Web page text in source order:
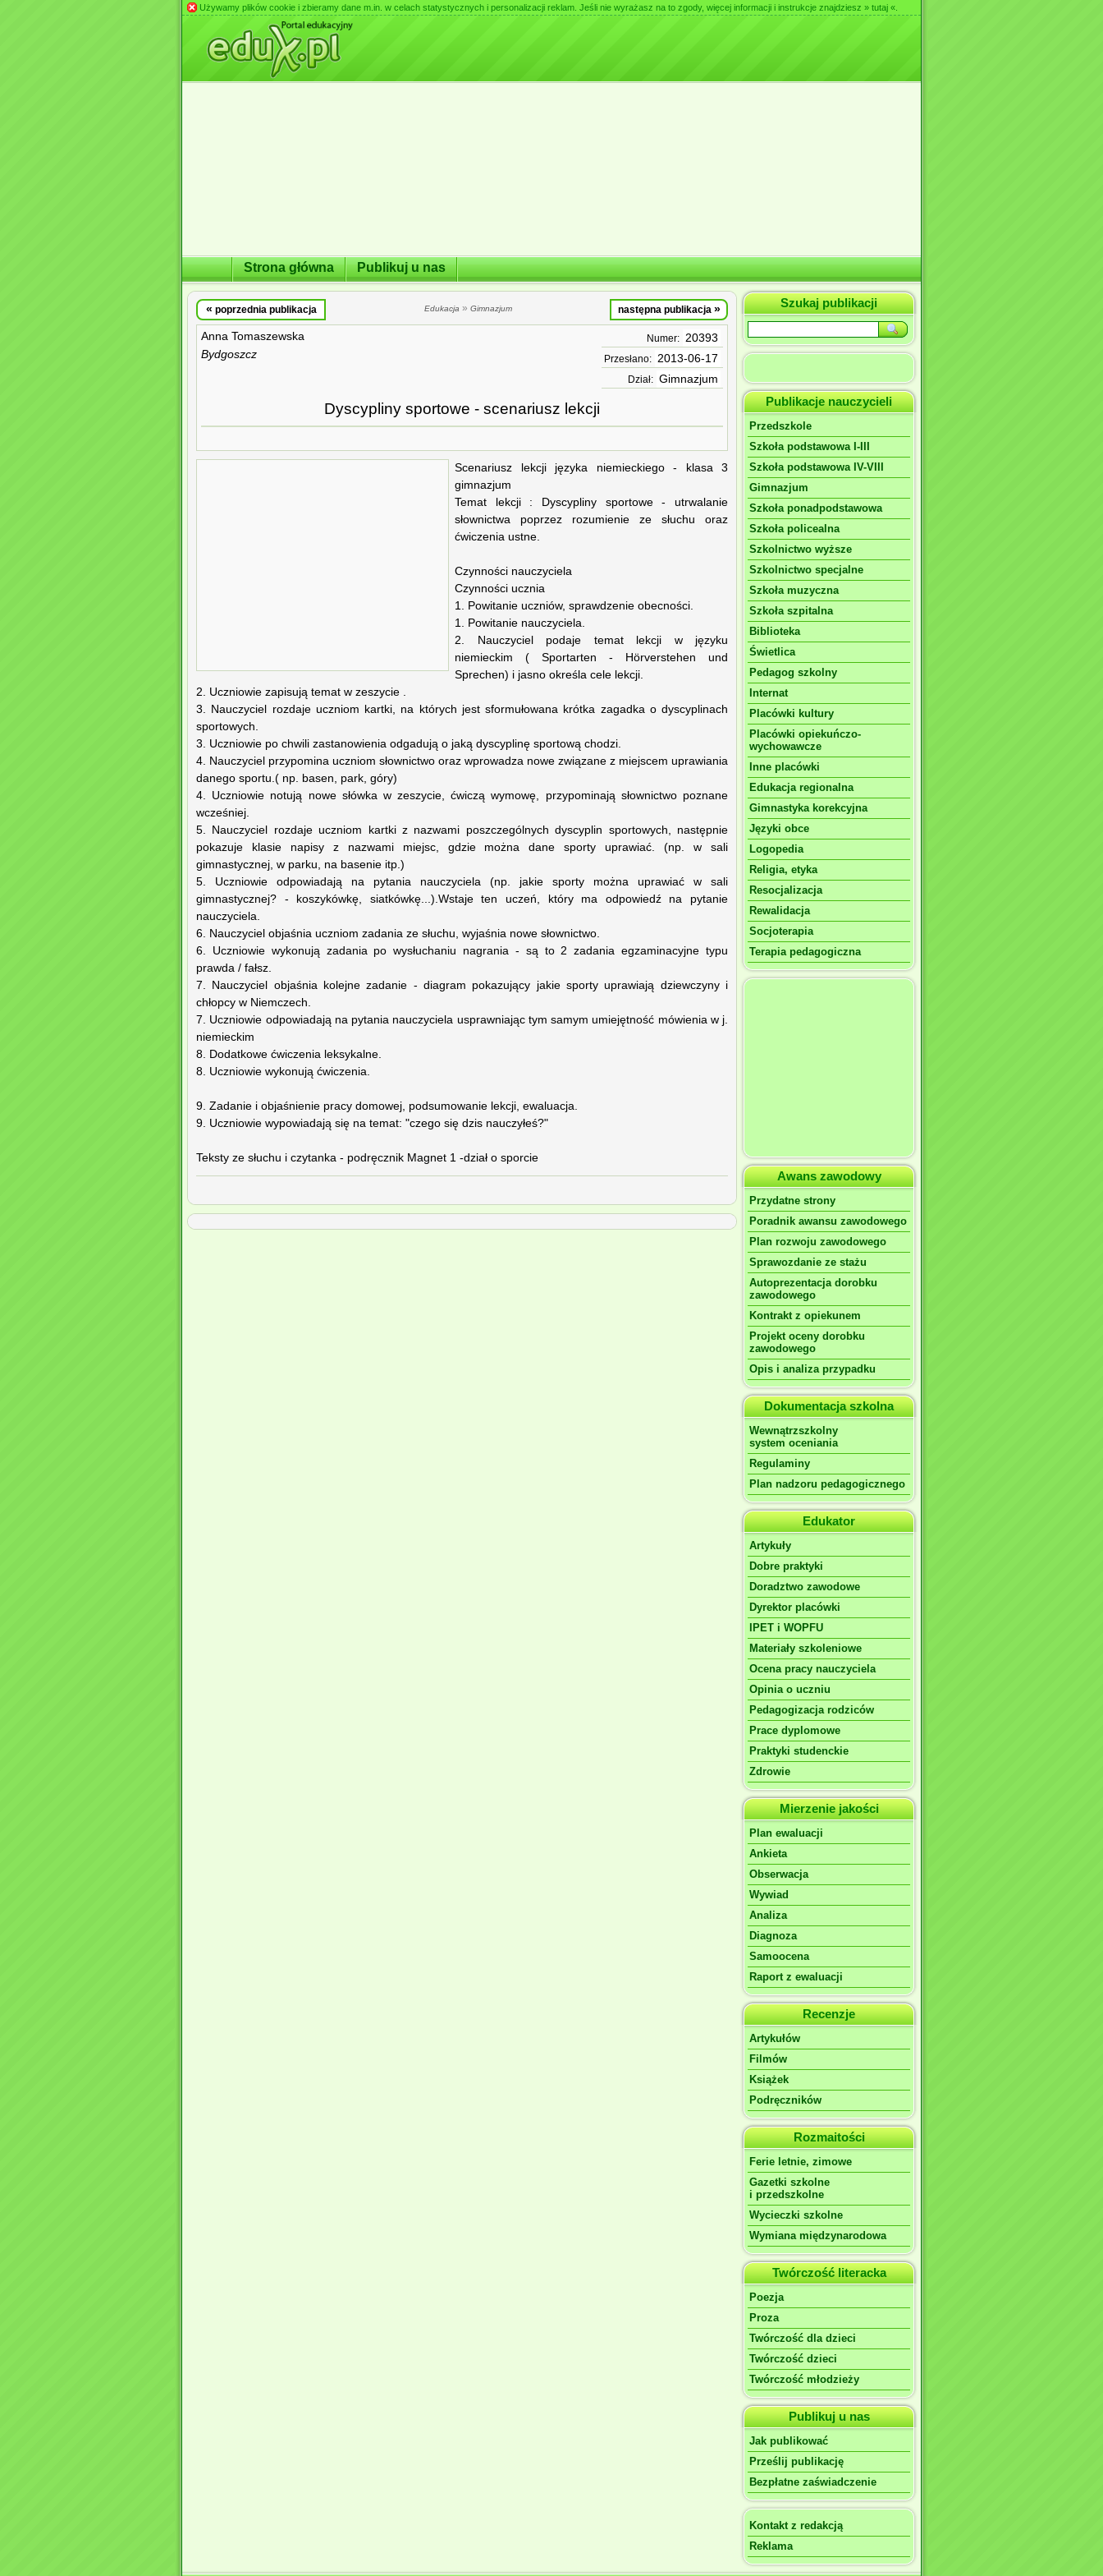
Używamy plików cookie i zbieramy dane m.in. w celach statystycznych i personalizacji reklam. Jeśli nie wyrażasz na to zgody, więcej informacji i instrukcje znajdziesz » tutaj «
Strona główna Publikuj u nas
« poprzednia publikacja Edukacja » Gimnazjum następna publikacja »
Anna Tomaszewska
Bydgoszcz
Numer: 20393
Przesłano: 2013-06-17
Dział: Gimnazjum
Dyscypliny sportowe - scenariusz lekcji
Scenariusz lekcji języka niemieckiego - klasa 3
gimnazjum
Temat lekcji : Dyscypliny sportowe - utrwalanie
słownictwa poprzez rozumienie ze słuchu oraz
ćwiczenia ustne.
Czynności nauczyciela
Czynności ucznia
1. Powitanie uczniów, sprawdzenie obecności.
1. Powitanie nauczyciela.
2. Nauczyciel podaje temat lekcji w języku
niemieckim ( Sportarten - Hörverstehen und
Sprechen) i jasno określa cele lekcji.
2. Uczniowie zapisują temat w zeszycie .
3. Nauczyciel rozdaje uczniom kartki, na których jest sformułowana krótka zagadka o dyscyplinach
sportowych.
3. Uczniowie po chwili zastanowienia odgadują o jaką dyscyplinę sportową chodzi.
4. Nauczyciel przypomina uczniom słownictwo oraz wprowadza nowe związane z miejscem uprawiania
danego sportu.( np. basen, park, góry)
4. Uczniowie notują nowe słówka w zeszycie, ćwiczą wymowę, przypominają słownictwo poznane
wcześniej.
5. Nauczyciel rozdaje uczniom kartki z nazwami poszczególnych dyscyplin sportowych, następnie
pokazuje klasie napisy z nazwami miejsc, gdzie można dane sporty uprawiać. (np. w sali
gimnastycznej, w parku, na basenie itp.)
5. Uczniowie odpowiadają na pytania nauczyciela (np. jakie sporty można uprawiać w sali
gimnastycznej? - koszykówkę, siatkówkę...).Wstaje ten uczeń, który ma odpowiedź na pytanie
nauczyciela.
6. Nauczyciel objaśnia uczniom zadania ze słuchu, wyjaśnia nowe słownictwo.
6. Uczniowie wykonują zadania po wysłuchaniu nagrania - są to 2 zadania egzaminacyjne typu
prawda / fałsz.
7. Nauczyciel objaśnia kolejne zadanie - diagram pokazujący jakie sporty uprawiają dziewczyny i
chłopcy w Niemczech.
7. Uczniowie odpowiadają na pytania nauczyciela usprawniając tym samym umiejętność mówienia w j.
niemieckim
8. Dodatkowe ćwiczenia leksykalne.
8. Uczniowie wykonują ćwiczenia.
9. Zadanie i objaśnienie pracy domowej, podsumowanie lekcji, ewaluacja.
9. Uczniowie wypowiadają się na temat: "czego się dzis nauczyłeś?"
Teksty ze słuchu i czytanka - podręcznik Magnet 1 -dział o sporcie
Szukaj publikacji
Publikacje nauczycieli
Przedszkole
Szkoła podstawowa I-III
Szkoła podstawowa IV-VIII
Gimnazjum
Szkoła ponadpodstawowa
Szkoła policealna
Szkolnictwo wyższe
Szkolnictwo specjalne
Szkoła muzyczna
Szkoła szpitalna
Biblioteka
Świetlica
Pedagog szkolny
Internat
Placówki kultury
Placówki opiekuńczo-
wychowawcze
Inne placówki
Edukacja regionalna
Gimnastyka korekcyjna
Języki obce
Logopedia
Religia, etyka
Resocjalizacja
Rewalidacja
Socjoterapia
Terapia pedagogiczna
Awans zawodowy
Przydatne strony
Poradnik awansu zawodowego
Plan rozwoju zawodowego
Sprawozdanie ze stażu
Autoprezentacja dorobku
zawodowego
Kontrakt z opiekunem
Projekt oceny dorobku
zawodowego
Opis i analiza przypadku
Dokumentacja szkolna
Wewnątrzszkolny
system oceniania
Regulaminy
Plan nadzoru pedagogicznego
Edukator
Artykuły
Dobre praktyki
Doradztwo zawodowe
Dyrektor placówki
IPET i WOPFU
Materiały szkoleniowe
Ocena pracy nauczyciela
Opinia o uczniu
Pedagogizacja rodziców
Prace dyplomowe
Praktyki studenckie
Zdrowie
Mierzenie jakości
Plan ewaluacji
Ankieta
Obserwacja
Wywiad
Analiza
Diagnoza
Samoocena
Raport z ewaluacji
Recenzje
Artykułów
Filmów
Książek
Podręczników
Rozmaitości
Ferie letnie, zimowe
Gazetki szkolne
i przedszkolne
Wycieczki szkolne
Wymiana międzynarodowa
Twórczość literacka
Poezja
Proza
Twórczość dla dzieci
Twórczość dzieci
Twórczość młodzieży
Publikuj u nas
Jak publikować
Prześlij publikację
Bezpłatne zaświadczenie
Kontakt z redakcją
Reklama